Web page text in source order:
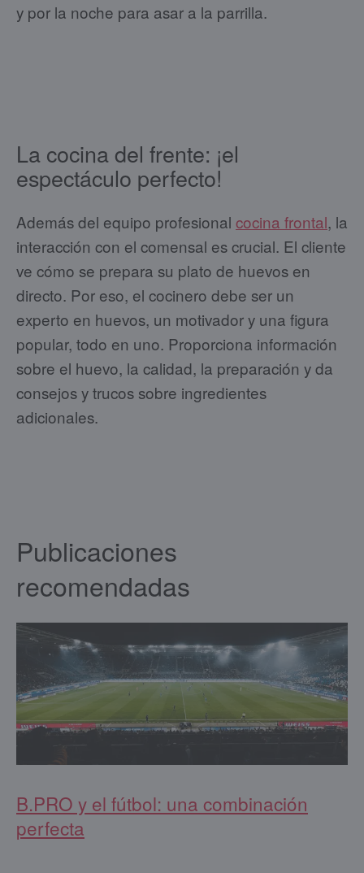
y por la noche para asar a la parrilla.
La cocina del frente: ¡el
espectáculo perfecto!
Además del equipo profesional cocina frontal, la
interacción con el comensal es crucial. El cliente
ve cómo se prepara su plato de huevos en
directo. Por eso, el cocinero debe ser un
experto en huevos, un motivador y una figura
popular, todo en uno. Proporciona información
sobre el huevo, la calidad, la preparación y da
consejos y trucos sobre ingredientes
adicionales.
Publicaciones
recomendadas
B.PRO y el fútbol: una combinación
perfecta